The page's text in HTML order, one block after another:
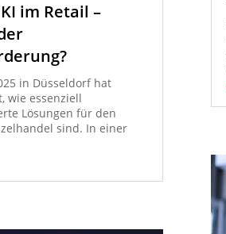
im Retail –
in Düsseldorf hat
wie essenziell
Lösungen für den
sind. In einer